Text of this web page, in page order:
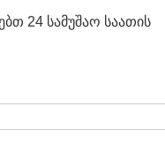
24 სამუშაო საათის